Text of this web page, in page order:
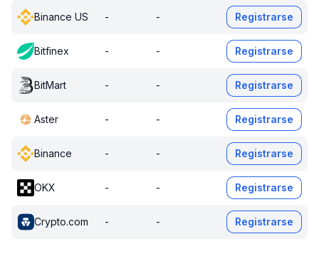
Binance US - - Registrarse
Bitfinex - - Registrarse
BitMart - - Registrarse
Aster - - Registrarse
Binance - - Registrarse
OKX - - Registrarse
Crypto.com - - Registrarse